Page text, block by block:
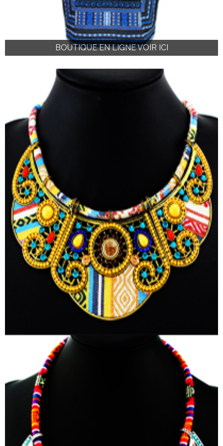
BOUTIQUE EN LIGNE VOIR ICI